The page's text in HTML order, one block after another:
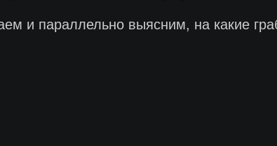
и параллельно выясним, на какие